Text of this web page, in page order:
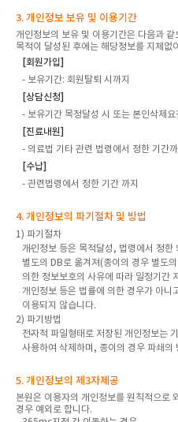
3. 개인정보 보유 및 이용기간
개인정보의 보유 및 이용기간은 다음과
목적이 달성된 후에는 해당정보를 지체없
[회원가입]
- 보유기간: 회원탈퇴 시까지
[상담신청]
- 보유기간 목정달성 시 또는 본인삭제요
[진료내원]
- 의료법 기타 관련 법령에서 정한 기간
[수납]
- 관련법령에서 정한 기간 까지
4. 개인정보의 파기절차 및 방법
1) 파기절차
개인정보 등은 목적달성, 법령에서 정
별도의 DB로 옮겨져(종이의 경우 별도
의한 정보보호의 사유에 따라 일정기간
개인정보 등은 법률에 의한 경우가 아니
이용되지 않습니다.
2) 파기방법
전자적 파일형태로 저장된 개인정보는
사용하여 삭제하며, 종이의 경우 파쇄의
5. 개인정보의 제3자제공
본원은 이용자의 개인정보를 원칙적으로
경우 예외로 합니다.